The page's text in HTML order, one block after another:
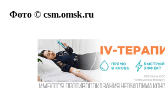
Фото © csm.omsk.ru